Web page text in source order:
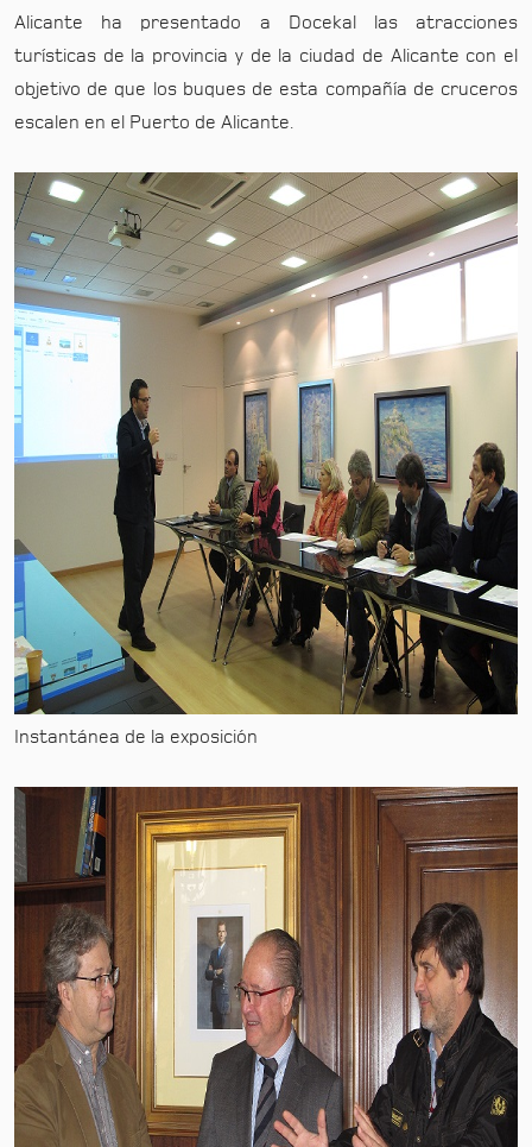
Alicante ha presentado a Docekal las atracciones
turísticas de la provincia y de la ciudad de Alicante con el
objetivo de que los buques de esta compañía de cruceros
escalen en el Puerto de Alicante.
Instantánea de la exposición